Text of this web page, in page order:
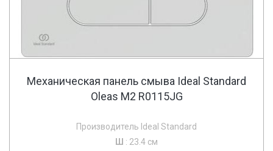
Механическая панель смыва Ideal Standard
Oleas M2 R0115JG
Производитель Ideal Standard
Ш : 23.4 см